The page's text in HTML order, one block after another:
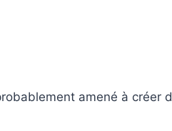
amené à créer